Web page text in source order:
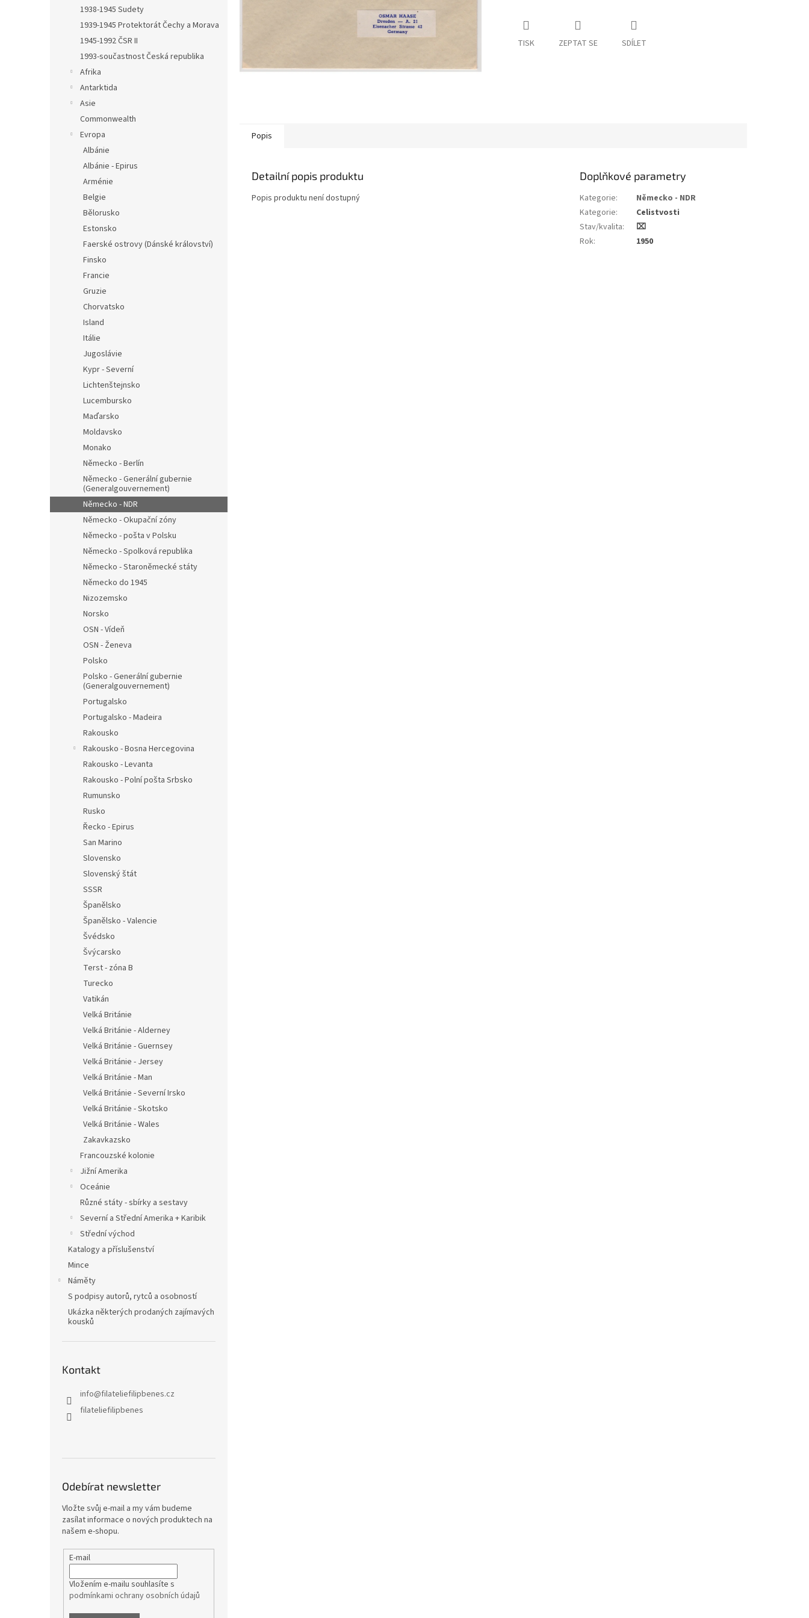
1938-1945 Sudety
1939-1945 Protektorát Čechy a Morava
1945-1992 ČSR II
1993-součastnost Česká republika
Afrika
Antarktida
Asie
Commonwealth
Evropa
Albánie
Albánie - Epirus
Arménie
Belgie
Bělorusko
Estonsko
Faerské ostrovy (Dánské království)
Finsko
Francie
Gruzie
Chorvatsko
Island
Itálie
Jugoslávie
Kypr - Severní
Lichtenštejnsko
Lucembursko
Maďarsko
Moldavsko
Monako
Německo - Berlín
Německo - Generální gubernie
(Generalgouvernement)
Německo - NDR
Německo - Okupační zóny
Německo - pošta v Polsku
Německo - Spolková republika
Německo - Staroněmecké státy
Německo do 1945
Nizozemsko
Norsko
OSN - Vídeň
OSN - Ženeva
Polsko
Polsko - Generální gubernie
(Generalgouvernement)
Portugalsko
Portugalsko - Madeira
Rakousko
Rakousko - Bosna Hercegovina
Rakousko - Levanta
Rakousko - Polní pošta Srbsko
Rumunsko
Rusko
Řecko - Epirus
San Marino
Slovensko
Slovenský štát
SSSR
Španělsko
Španělsko - Valencie
Švédsko
Švýcarsko
Terst - zóna B
Turecko
Vatikán
Velká Británie
Velká Británie - Alderney
Velká Británie - Guernsey
Velká Británie - Jersey
Velká Británie - Man
Velká Británie - Severní Irsko
Velká Británie - Skotsko
Velká Británie - Wales
Zakavkazsko
Francouzské kolonie
Jižní Amerika
Oceánie
Různé státy - sbírky a sestavy
Severní a Střední Amerika + Karibik
Střední východ
Katalogy a příslušenství
Mince
Náměty
S podpisy autorů, rytců a osobností
Ukázka některých prodaných zajímavých
kousků
Kontakt
info@filateliefilipbenes.cz
filateliefilipbenes
Odebírat newsletter
Vložte svůj e-mail a my vám budeme
zasílat informace o nových produktech na
našem e-shopu.
E-mail
Vložením e-mailu souhlasíte s
podmínkami ochrany osobních údajů
TISK ZEPTAT SE SDÍLET
Popis
Detailní popis produktu
Popis produktu není dostupný
Doplňkové parametry
Kategorie:
Německo - NDR
Kategorie:
Celistvosti
Stav/kvalita:
⌧︎
Rok: 1950